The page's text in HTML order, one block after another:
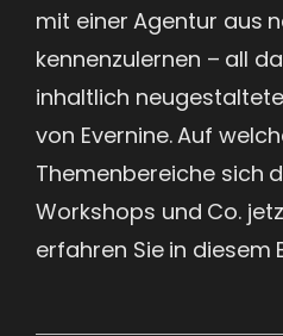
mit einer Agentur aus
kennenzulernen – all
inhaltlich
von Evernine. Auf
Themenbereiche sich
Workshops und Co.
erfahren Sie in diesem